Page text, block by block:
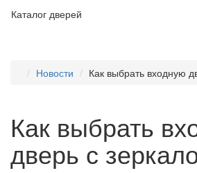
Каталог дверей
Новости Как выбрать входную
Как выбрать
дверь с